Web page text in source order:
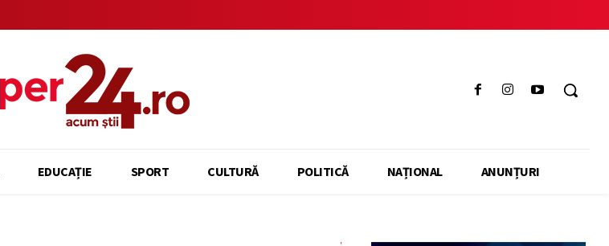
EDUCAȚIE SPORT CULTURĂ POLITICĂ NAȚIONAL ANUNȚURI